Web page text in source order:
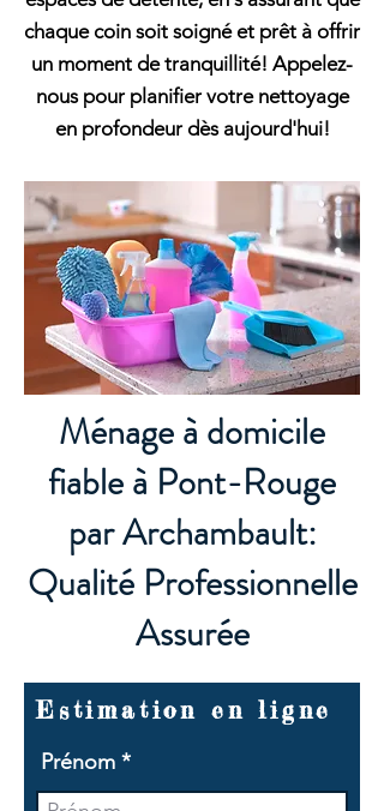
chaque coin soit soigné et prêt à offrir
un moment de tranquillité! Appelez-
nous pour planifier votre nettoyage
en profondeur dès aujourd'hui!
Ménage à domicile
fiable à Pont-Rouge
par Archambault:
Qualité Professionnelle
Assurée
Estimation en ligne
Prénom